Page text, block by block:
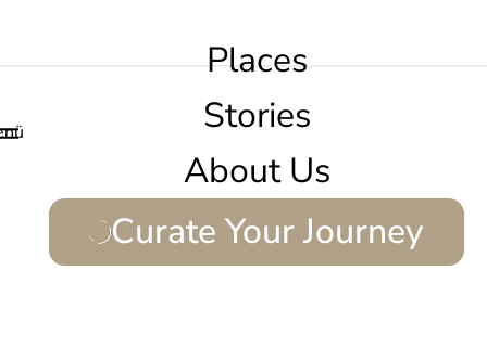
Places
Stories
About Us
Curate Your Journey